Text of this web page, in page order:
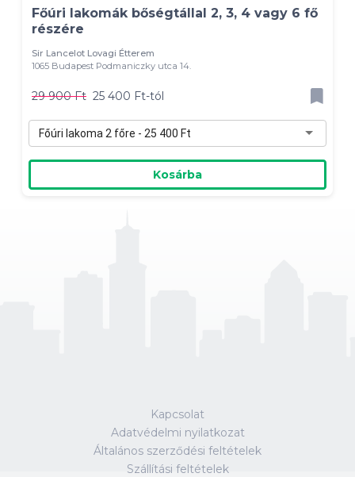
Főúri lakomák bőségtállal 2, 3, 4 vagy 6 fő
részére
Sir Lancelot Lovagi Étterem
1065 Budapest Podmaniczky utca 14.
29 900 Ft 25 400 Ft-tól
Főúri lakoma 2 főre - 25 400 Ft
Kosárba
Kapcsolat
Adatvédelmi nyilatkozat
Általános szerződési feltételek
Szállítási feltételek